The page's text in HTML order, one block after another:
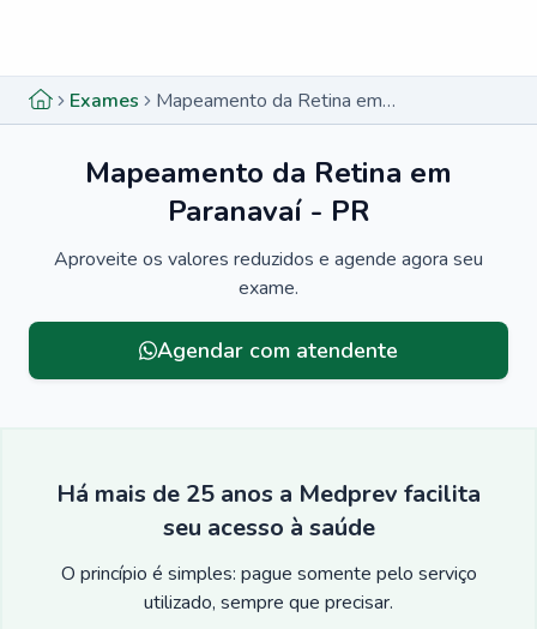
Exames Mapeamento da Retina em Paranavaí - PR
Mapeamento da Retina em
Paranavaí - PR
Aproveite os valores reduzidos e agende agora seu
exame.
Agendar com atendente
Há mais de 25 anos a Medprev facilita
seu acesso à saúde
O princípio é simples: pague somente pelo serviço
utilizado, sempre que precisar.